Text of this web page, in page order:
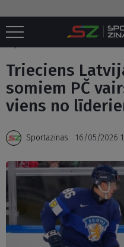
Sākums / Trieciens
Trieciens
somiem PČ
viens no
Sportazinas 16/05/2026